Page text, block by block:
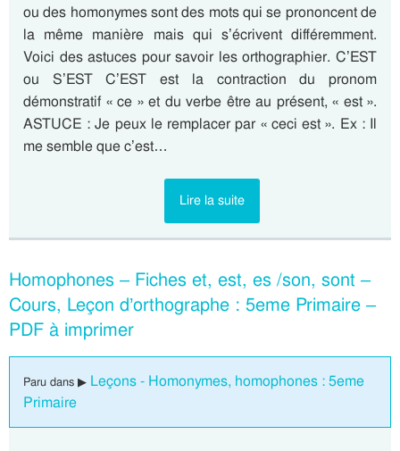
ou des homonymes sont des mots qui se prononcent de
la même manière mais qui s’écrivent différemment.
Voici des astuces pour savoir les orthographier. C’EST
ou S’EST C’EST est la contraction du pronom
démonstratif « ce » et du verbe être au présent, « est ».
ASTUCE : Je peux le remplacer par « ceci est ». Ex : Il
me semble que c’est…
Lire la suite
Homophones – Fiches et, est, es /son, sont –
Cours, Leçon d’orthographe : 5eme Primaire –
PDF à imprimer
Paru dans ▶ Leçons - Homonymes, homophones : 5eme
Primaire